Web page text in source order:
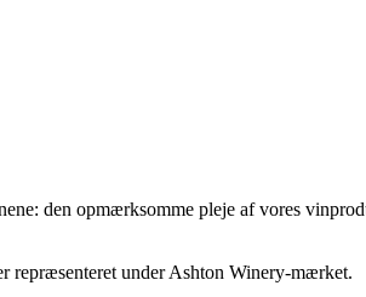
den opmærksomme pleje af vores
repræsenteret under Ashton Winery-mærket.